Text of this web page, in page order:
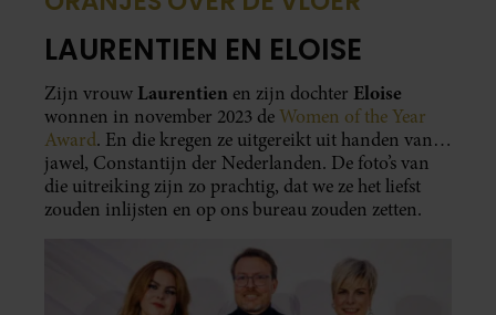
LAURENTIEN EN ELOISE
Zijn vrouw Laurentien en zijn dochter Eloise
wonnen in november 2023 deWomen of the Year
Award. En die kregen ze uitgereikt uit handen van…
jawel, Constantijn der Nederlanden. De foto’s van
die uitreiking zijn zo prachtig, dat we ze het liefst
zouden inlijsten en op ons bureau zouden zetten.